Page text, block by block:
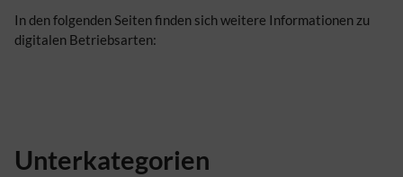
In den folgenden Seiten finden sich weitere Informationen zu
digitalen Betriebsarten:
Unterkategorien